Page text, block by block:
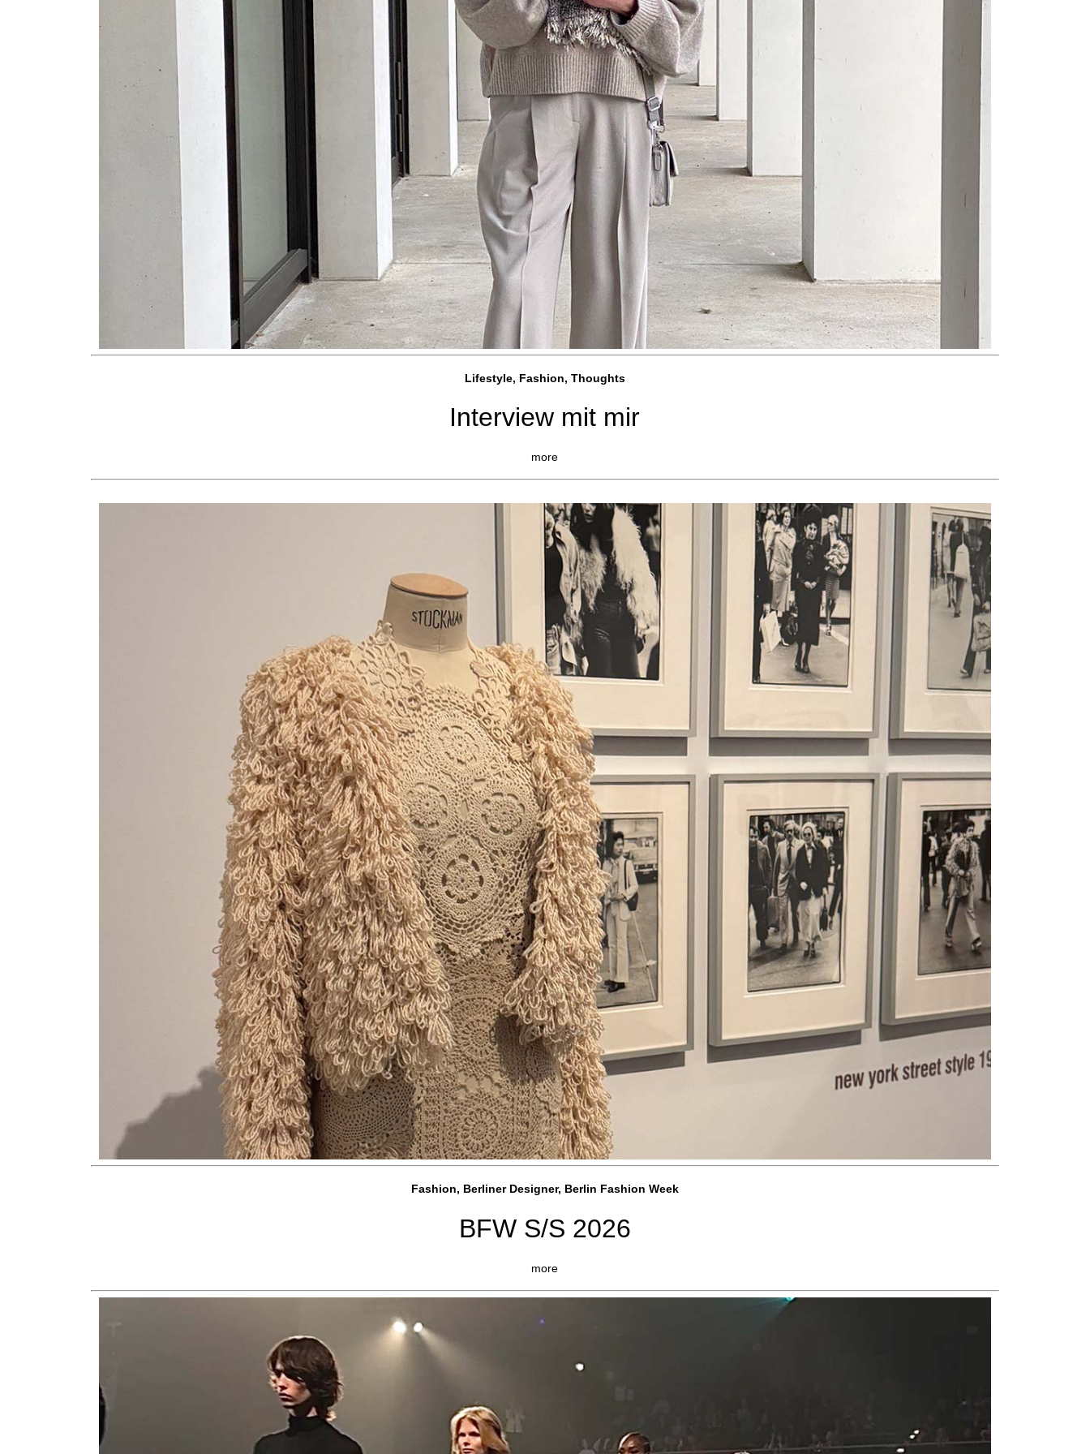
Lifestyle, Fashion, Thoughts
Interview mit mir
more
Fashion, Berliner Designer, Berlin Fashion Week
BFW S/S 2026
more